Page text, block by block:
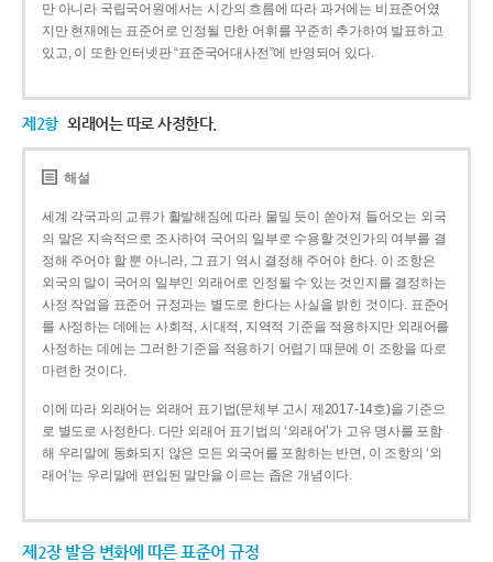
만 아니라 국립국어원에서는 시간의 흐름에 따라 과거에는 비표준어였
지만 현재에는 표준어로 인정될 만한 어휘를 꾸준히 추가하여 발표하고
있고, 이 또한 인터넷판 “표준국어대사전”에 반영되어 있다.
제2항 외래어는 따로 사정한다.
해설
세계 각국과의 교류가 활발해짐에 따라 물밀 듯이 쏟아져 들어오는 외국
의 말은 지속적으로 조사하여 국어의 일부로 수용할 것인가의 여부를 결
정해 주어야 할 뿐 아니라, 그 표기 역시 결정해 주어야 한다. 이 조항은
외국의 말이 국어의 일부인 외래어로 인정될 수 있는 것인지를 결정하는
사정 작업을 표준어 규정과는 별도로 한다는 사실을 밝힌 것이다. 표준어
를 사정하는 데에는 사회적, 시대적, 지역적 기준을 적용하지만 외래어를
사정하는 데에는 그러한 기준을 적용하기 어렵기 때문에 이 조항을 따로
마련한 것이다.
이에 따라 외래어는 외래어 표기법(문체부 고시 제2017-14호)을 기준으
로 별도로 사정한다. 다만 외래어 표기법의 ‘외래어’가 고유 명사를 포함
해 우리말에 동화되지 않은 모든 외국어를 포함하는 반면, 이 조항의 ‘외
래어’는 우리말에 편입된 말만을 이르는 좁은 개념이다.
제2장 발음 변화에 따른 표준어 규정